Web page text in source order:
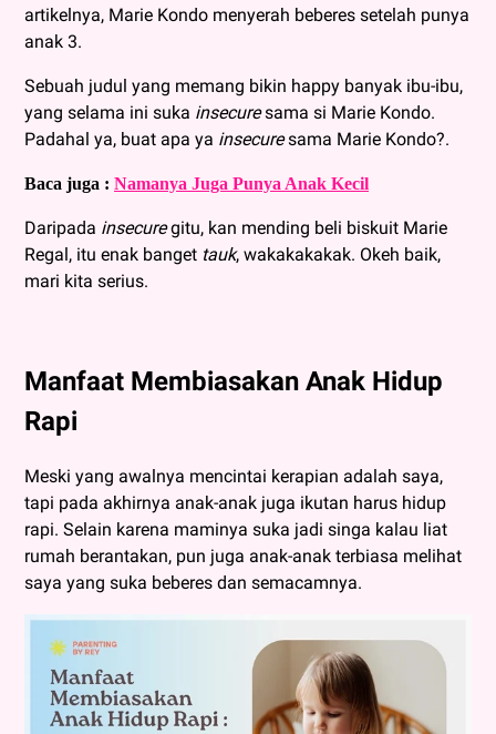
artikelnya, Marie Kondo menyerah beberes setelah punya
anak 3.
Sebuah judul yang memang bikin happy banyak ibu-ibu,
yang selama ini suka insecuresama si Marie Kondo.
Padahal ya, buat apa ya insecuresama Marie Kondo?.
Baca juga : Namanya Juga Punya Anak Kecil
Daripada insecuregitu, kan mending beli biskuit Marie
Regal, itu enak banget tauk, wakakakakak. Okeh baik,
mari kita serius.
Manfaat Membiasakan Anak Hidup
Rapi
Meski yang awalnya mencintai kerapian adalah saya,
tapi pada akhirnya anak-anak juga ikutan harus hidup
rapi. Selain karena maminya suka jadi singa kalau liat
rumah berantakan, pun juga anak-anak terbiasa melihat
saya yang suka beberes dan semacamnya.